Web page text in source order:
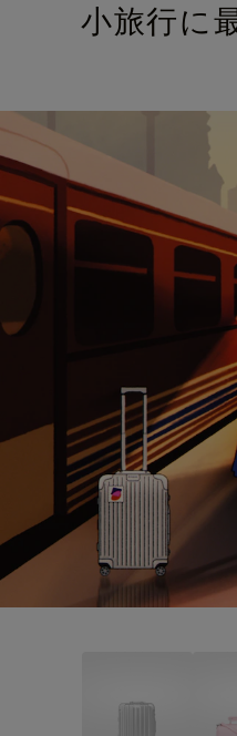
小旅行に